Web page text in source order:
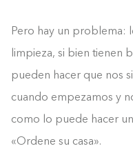
Pero hay un problema:
limpieza, si bien tienen
pueden hacer que nos
cuando empezamos y
como lo puede hacer
«Ordene su casa».